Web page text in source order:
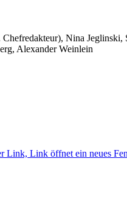
Nina Jeglinski,
Alexander Weinlein
Link, Link öffnet ein neues